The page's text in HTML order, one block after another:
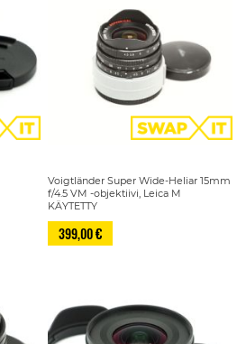
Voigtländer Super Wide-Heliar 15mm
f/4.5 VM -objektiivi, Leica M
KÄYTETTY
399,00 €